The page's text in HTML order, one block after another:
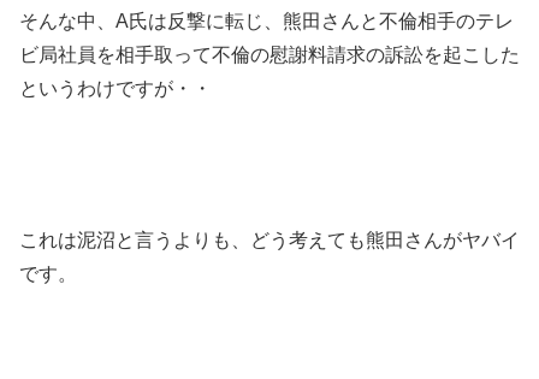
そんな中、A氏は反撃に転じ、熊田さんと不倫相手のテレ
ビ局社員を相手取って不倫の慰謝料請求の訴訟を起こした
というわけですが・・
これは泥沼と言うよりも、どう考えても熊田さんがヤバイ
です。